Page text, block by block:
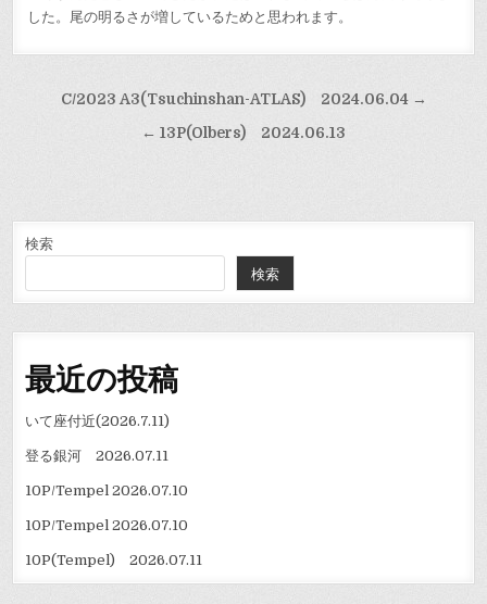
した。尾の明るさが増しているためと思われます。
ゲ
ー
シ
ョ
ン
C/2023 A3(Tsuchinshan-ATLAS) 2024.06.04 →
← 13P(Olbers) 2024.06.13
検索
検索
最近の投稿
いて座付近(2026.7.11)
登る銀河 2026.07.11
10P/Tempel 2026.07.10
10P/Tempel 2026.07.10
10P(Tempel) 2026.07.11